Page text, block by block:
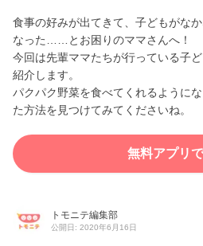
d
e
o
食事の好みが出てきて、子どもがな
なった……とお困りのママさんへ！
今回は先輩ママたちが行っている子
紹介します。
パクパク野菜を食べてくれるように
た方法を見つけてみてくださいね。
無料アプリ
トモニテ編集部
公開日: 2020年6月16日